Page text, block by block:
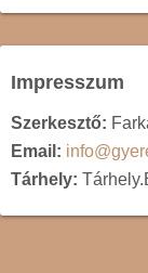
Impresszum
Szerkesztő:
Email:
Tárhely: